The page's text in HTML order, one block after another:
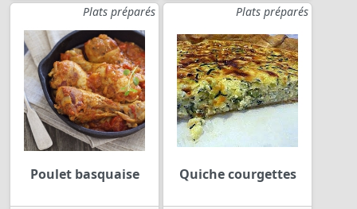
Plats préparés
Poulet basquaise
Plats préparés
Quiche courgettes